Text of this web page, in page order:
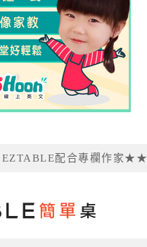
配合專欄作家★★